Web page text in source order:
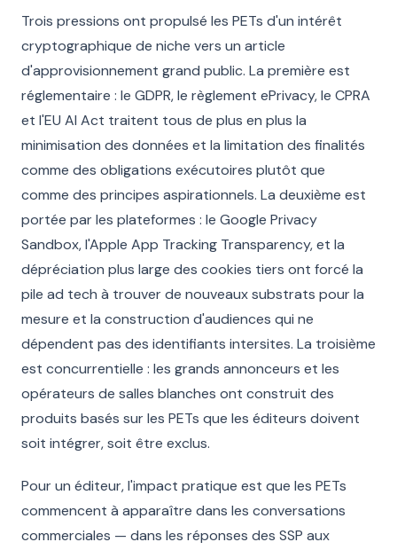
Trois pressions ont propulsé les PETs d'un intérêt
cryptographique de niche vers un article
d'approvisionnement grand public. La première est
réglementaire : le GDPR, le règlement ePrivacy, le CPRA
et l'EU AI Act traitent tous de plus en plus la
minimisation des données et la limitation des finalités
comme des obligations exécutoires plutôt que
comme des principes aspirationnels. La deuxième est
portée par les plateformes : le Google Privacy
Sandbox, l'Apple App Tracking Transparency, et la
dépréciation plus large des cookies tiers ont forcé la
pile ad tech à trouver de nouveaux substrats pour la
mesure et la construction d'audiences qui ne
dépendent pas des identifiants intersites. La troisième
est concurrentielle : les grands annonceurs et les
opérateurs de salles blanches ont construit des
produits basés sur les PETs que les éditeurs doivent
soit intégrer, soit être exclus.
Pour un éditeur, l'impact pratique est que les PETs
commencent à apparaître dans les conversations
commerciales — dans les réponses des SSP aux